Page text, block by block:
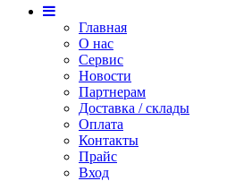
Главная
О нас
Сервис
Новости
Партнерам
Доставка / склады
Оплата
Контакты
Прайс
Вход